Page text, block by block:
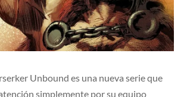
Unbound es una nueva serie que
simplemente por su equipo